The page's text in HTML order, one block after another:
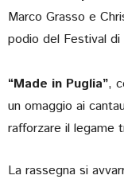
Marco Grasso e
podio del Festival di
“Made in Puglia”,
un omaggio ai
rafforzare il legame
La rassegna si